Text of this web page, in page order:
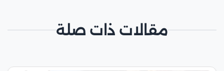
مقالات ذات صلة